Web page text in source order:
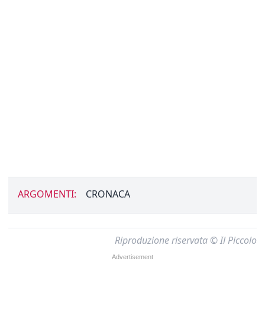
ARGOMENTI: CRONACA
Riproduzione riservata © Il Piccolo